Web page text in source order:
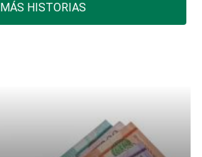
MÁS HISTORIAS